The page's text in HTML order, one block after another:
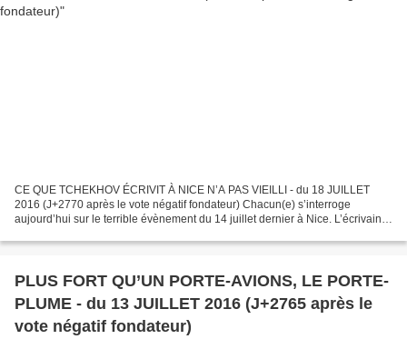
CE QUE TCHEKHOV ÉCRIVIT À NICE N’A PAS VIEILLI - du 18 JUILLET
2016 (J+2770 après le vote négatif fondateur) Chacun(e) s’interroge
aujourd’hui sur le terrible évènement du 14 juillet dernier à Nice. L’écrivain
PLUS FORT QU’UN PORTE-AVIONS, LE PORTE-
PLUME - du 13 JUILLET 2016 (J+2765 après le
vote négatif fondateur)